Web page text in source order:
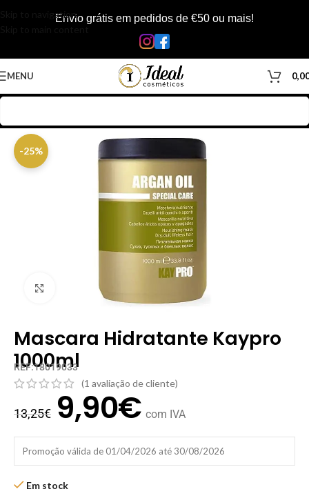
Skip to navigationEnvio grátis em pedidos de €50 ou mais!
MENU
-25%
Clique para ampliar
Mascara Hidratante Kaypro
1000ml
REF:18019033
(1 avaliação de cliente)
13,25€ 9,90€ com IVA
Promoção válida de 01/04/2026 até 30/08/2026
Em stock